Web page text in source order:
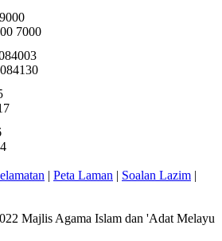
| Peta Laman | Soalan Lazim |
Majlis Agama Islam dan 'Adat Melayu